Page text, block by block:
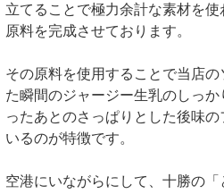
立てることで極力余計な素材を
原料を完成させております。
その原料を使用することで当店
た瞬間のジャージー生乳のしっ
ったあとのさっぱりとした後味
いるのが特徴です。
空港にいながらにして、十勝の